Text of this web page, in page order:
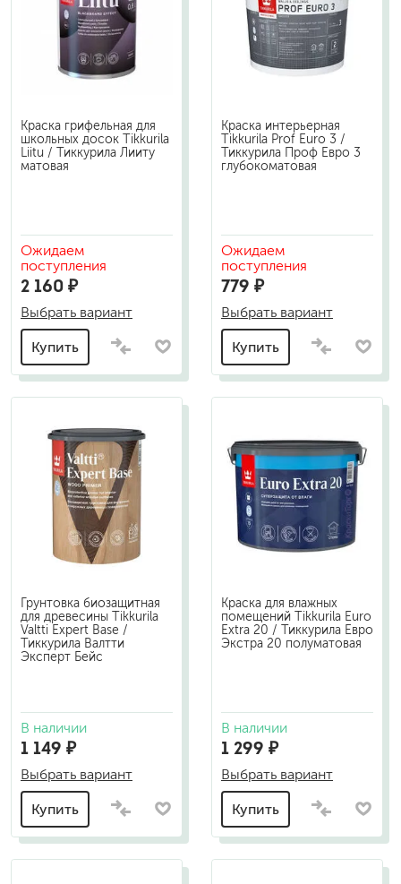
Краска грифельная для
школьных досок Tikkurila
Liitu / Тиккурила Лииту
матовая
Ожидаем
поступления
2 160 ₽
Выбрать вариант
Купить
Краска интерьерная
Tikkurila Prof Euro 3 /
Тиккурила Проф Евро 3
глубокоматовая
Ожидаем
поступления
779 ₽
Выбрать вариант
Купить
Грунтовка биозащитная
для древесины Tikkurila
Valtti Expert Base /
Тиккурила Валтти
Эксперт Бейс
В наличии
1 149 ₽
Выбрать вариант
Купить
Краска для влажных
помещений Tikkurila Euro
Extra 20 / Тиккурила Евро
Экстра 20 полуматовая
В наличии
1 299 ₽
Выбрать вариант
Купить